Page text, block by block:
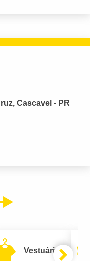
Cascavel - PR
Próximo
Vestuário